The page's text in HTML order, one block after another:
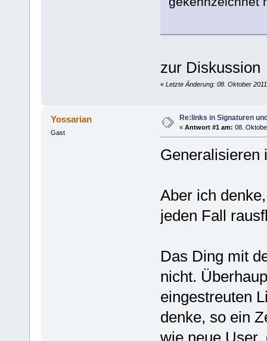
zur Diskussion
« Letzte Änderung: 08. Oktober
Yossarian
Gast
Re:links in Signaturen
« Antwort #1 am: 08.
Generalisieren
Aber ich
jeden Fall
Das Ding mit
nicht.
eingestreuten
denke, so ein
wie neue